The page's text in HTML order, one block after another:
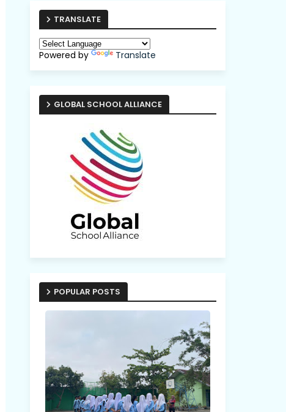
TRANSLATE
Powered by Translate
GLOBAL SCHOOL ALLIANCE
POPULAR POSTS